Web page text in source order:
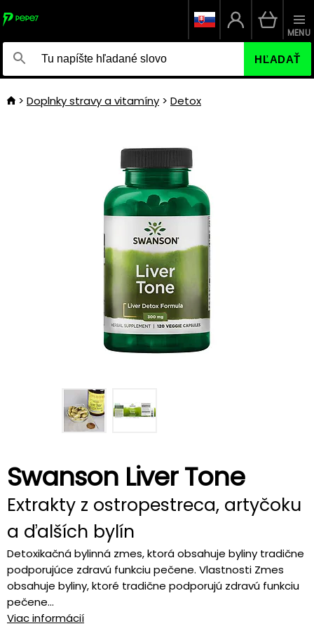
HĽADAŤ
MENU
Doplnky stravy a vitamíny Detox
Swanson Liver Tone
Extrakty z ostropestreca, artyčoku
a ďalších bylín
Detoxikačná bylinná zmes, ktorá obsahuje byliny tradične
podporujúce zdravú funkciu pečene. Vlastnosti Zmes
obsahuje byliny, ktoré tradične podporujú zdravú funkciu
pečene...
Viac informácií